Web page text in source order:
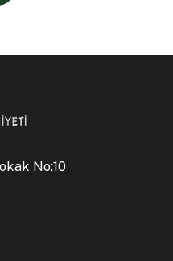
No:10